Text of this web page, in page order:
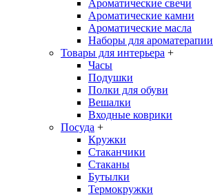
Ароматические свечи
Ароматические камни
Ароматические масла
Наборы для ароматерапии
Товары для интерьера +
Часы
Подушки
Полки для обуви
Вешалки
Входные коврики
Посуда +
Кружки
Стаканчики
Стаканы
Бутылки
Термокружки